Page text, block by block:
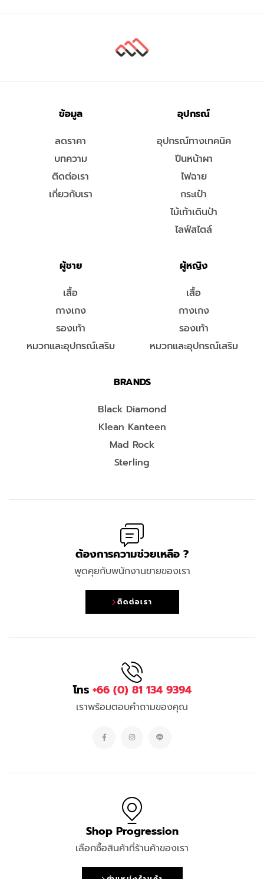
ข้อมูล
ลดราคา
บทความ
ติดต่อเรา
เกี่ยวกับเรา
อุปกรณ์
อุปกรณ์ทางเทคนิค
ปีนหน้าผา
ไฟฉาย
กระเป๋า
ไม้เท้าเดินป่า
ไลฟ์สไตล์
ผู้ชาย
เสื้อ
กางเกง
รองเท้า
หมวกและอุปกรณ์เสริม
ผู้หญิง
เสื้อ
กางเกง
รองเท้า
หมวกและอุปกรณ์เสริม
BRANDS
Black Diamond
Klean Kanteen
Mad Rock
Sterling
ต้องการความช่วยเหลือ ?
พูดคุยกับพนักงานขายของเรา
ติดต่อเรา
โทร +66 (0) 81 134 9394
เราพร้อมตอบคำถามของคุณ
Shop Progression
เลือกซื้อสินค้าที่ร้านค้าของเรา